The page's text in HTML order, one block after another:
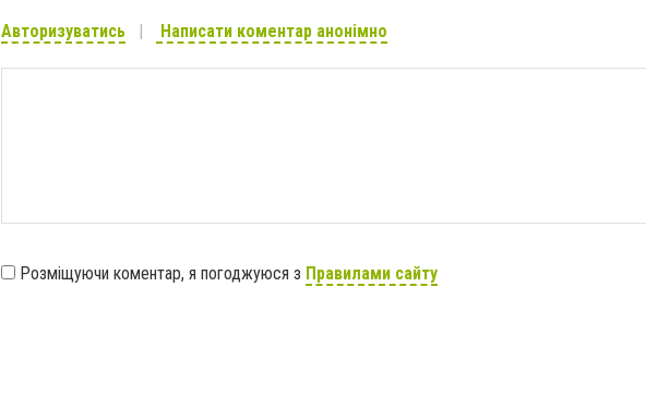
Авторизуватись Написати коментар анонімно
Розміщуючи коментар, я погоджуюся з Правилами сайту